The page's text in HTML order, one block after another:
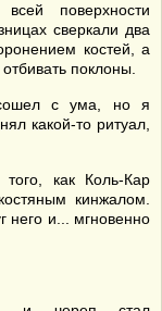
поверхности
сверкали два
костей, а
поклоны.
сошел с ума, но я
какой-то ритуал,
как Коль-Кар
кинжалом.
него и... мгновенно